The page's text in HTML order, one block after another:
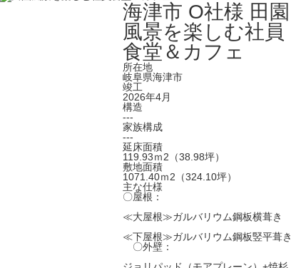
海津市 O社様 田園
風景を楽しむ社員
食堂＆カフェ
所在地
岐阜県海津市
竣工
2026年4月
構造
---
家族構成
---
延床面積
119.93ｍ2（38.98坪）
敷地面積
1071.40ｍ2（324.10坪）
主な仕様
〇屋根：
≪大屋根≫ガルバリウム鋼板横葺き
≪下屋根≫ガルバリウム鋼板竪平葺き
〇外壁：